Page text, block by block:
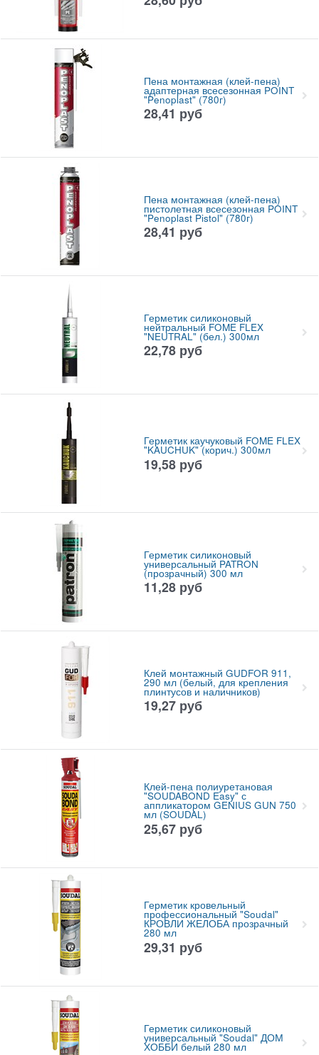
Пена монтажная (клей-пена)
адаптерная всесезонная POINT
"Penoplast" (780г)
28,41 руб
Пена монтажная (клей-пена)
пистолетная всесезонная POINT
"Penoplast Pistol" (780г)
28,41 руб
Герметик силиконовый
нейтральный FOME FLEX
"NEUTRAL" (бел.) 300мл
22,78 руб
Герметик каучуковый FOME FLEX
"KAUCHUK" (корич.) 300мл
19,58 руб
Герметик силиконовый
универсальный PATRON
(прозрачный) 300 мл
11,28 руб
Клей монтажный GUDFOR 911,
290 мл (белый, для крепления
плинтусов и наличников)
19,27 руб
Клей-пена полиуретановая
"SOUDABOND Easy" с
аппликатором GENIUS GUN 750
мл (SOUDAL)
25,67 руб
Герметик кровельный
профессиональный "Soudal"
КРОВЛИ ЖЕЛОБА прозрачный
280 мл
29,31 руб
Герметик силиконовый
универсальный "Soudal" ДОМ
ХОББИ белый 280 мл